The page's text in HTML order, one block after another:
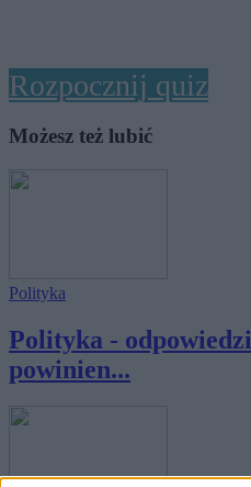
Rozpocznij quiz
Możesz też lubić
Polityka
Polityka -
powinien...